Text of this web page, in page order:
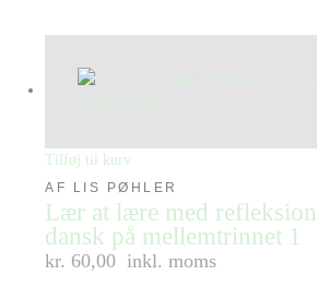
Tilføj til kurv
AF LIS PØHLER
Lær at lære med
dansk på mellemtrinnet 1
kr. 60,00 inkl. moms